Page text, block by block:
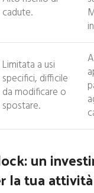
cadute.
Limitata a usi
specifici, difficile
da modificare o
spostare.
un
la tua